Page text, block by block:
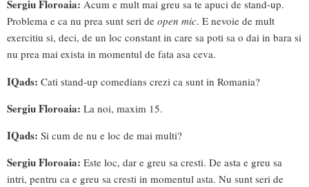
Sergiu Floroaia: Acum e mult mai greu sa te apuci de stand-up.
Problema e ca nu prea sunt seri de open mic. E nevoie de mult
exercitiu si, deci, de un loc constant in care sa poti sa o dai in bara si
nu prea mai exista in momentul de fata asa ceva.
IQads: Cati stand-up comedians crezi ca sunt in Romania?
Sergiu Floroaia: La noi, maxim 15.
IQads: Si cum de nu e loc de mai multi?
Sergiu Floroaia: Este loc, dar e greu sa cresti. De asta e greu sa
intri, pentru ca e greu sa cresti in momentul asta. Nu sunt seri de